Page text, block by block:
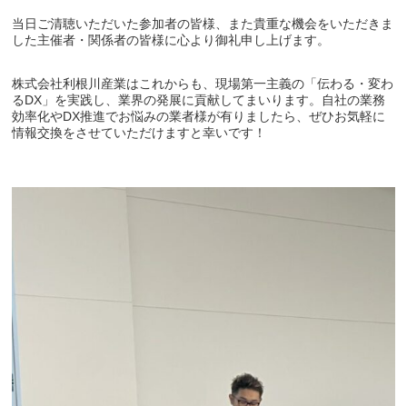
当日ご清聴いただいた参加者の皆様、また貴重な機会をいただきま
した主催者・関係者の皆様に心より御礼申し上げます。
株式会社利根川産業はこれからも、現場第一主義の「伝わる・変わ
るDX」を実践し、業界の発展に貢献してまいります。自社の業務
効率化やDX推進でお悩みの業者様が有りましたら、ぜひお気軽に
情報交換をさせていただけますと幸いです！